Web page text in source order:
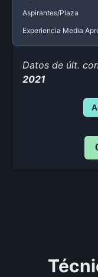
Aspirantes/Plaza
Experiencia Media
Datos de últ.
2021